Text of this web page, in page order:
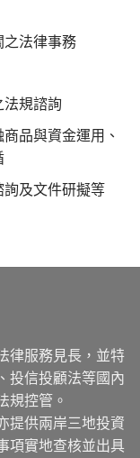
法律事務
規諮詢
品與資金運用、
及文件研擬等
律服務見長，並特
投信投顧法等國內
規控管。
提供兩岸三地投資
項實地查核並出具